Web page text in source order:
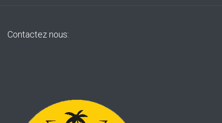
Contactez nous: